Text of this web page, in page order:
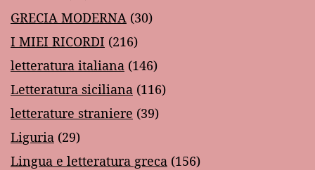
GRECIA MODERNA (30)
I MIEI RICORDI (216)
letteratura italiana (146)
Letteratura siciliana (116)
letterature straniere (39)
Liguria (29)
Lingua e letteratura greca (156)